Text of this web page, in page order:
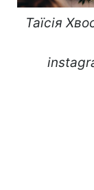
Таїсія